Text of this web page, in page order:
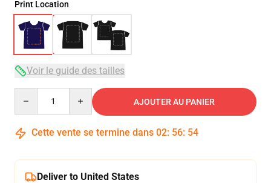
Print Location
Voir le guide des tailles
AJOUTER AU PANIER
Cette vente se termine dans 02: 56: 54
Deliver to United States